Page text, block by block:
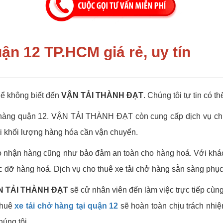
12 TP.HCM giá rẻ, uy tín
không biết đến VẬN TẢI THÀNH ĐẠT. Chúng tôi tự tin có
quận 12.VẬN TẢI THÀNH ĐẠTcòn cung cấp dịch vụ
lượng hàng hóa cần vận chuyển.
hàng cũng như bảo đảm an toàn cho hàng hoá. Với
hàng hoá. Dịch vụ cho thuê xe tải chở hàng sẵn sàng
TẢI THÀNH ĐẠT sẽ cử nhân viên đến làm việc trực tiếp
xe tải chở hàng tại quận 12 sẽ hoàn toàn chịu trách